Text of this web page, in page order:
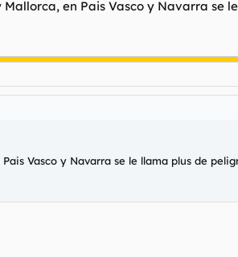
en Pais Vasco y Navarra se
Vasco y Navarra se le llama plus de